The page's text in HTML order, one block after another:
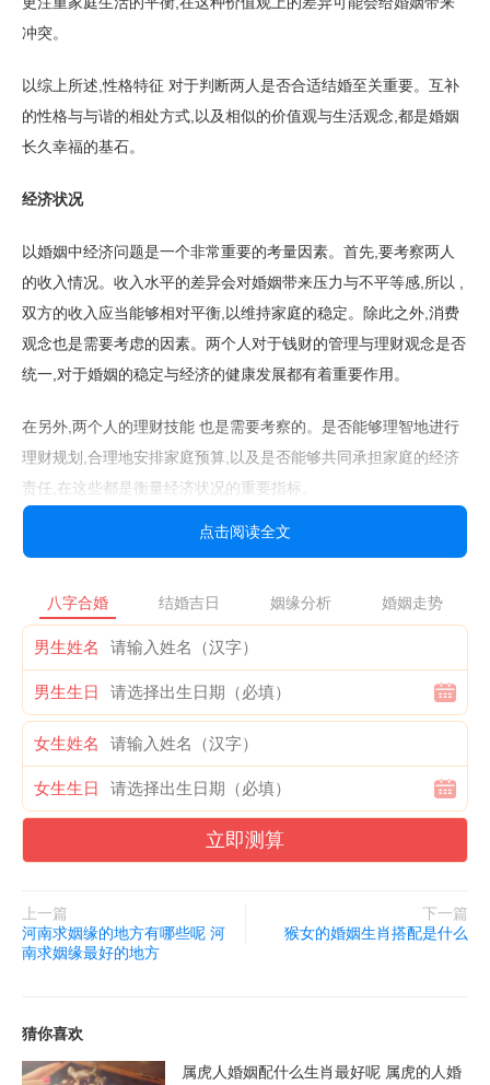
冲突。
以综上所述,性格特征 对于判断两人是否合适结婚至关重要。互补
的性格与与谐的相处方式,以及相似的价值观与生活观念,都是婚姻
长久幸福的基石。
经济状况
以婚姻中经济问题是一个非常重要的考量因素。首先,要考察两人
的收入情况。收入水平的差异会对婚姻带来压力与不平等感,所以 ,
双方的收入应当能够相对平衡,以维持家庭的稳定。除此之外,消费
观念也是需要考虑的因素。两个人对于钱财的管理与理财观念是否
统一,对于婚姻的稳定与经济的健康发展都有着重要作用。
在另外,两个人的理财技能 也是需要考察的。是否能够理智地进行
理财规划,合理地安排家庭预算,以及是否能够共同承担家庭的经济
责任,在这些都是衡量经济状况的重要指标。
看总的来说,双方的经济状况应当相对平衡,消费观念与理财技能 应
生活习性
为生活习性也是考察两人是否合适结婚的重要因素之一。首先,要
考察两人的作息时间是否统一。假如两个人对于作息时间的要求差
异太大,可能会造成生活上的冲突。除此之外,家务分工是一个需要
考虑的问题。是否能够合理地分配家务,共同承担家庭的责任,以及
彼此在生活上是否能够互相支持,在这都是衡量两人生活习性是否
如,在生活中是否有共同的兴趣爱好,是否能够共同享受相似的生活
方式,在这些因素都会对婚姻产生作用。
用。作息时间的统一、在家务分工的合理与生活理念的共同性都是
点击阅读全文
八字合婚 结婚吉日 姻缘分析 婚姻走势
男生姓名
男生生日
女生姓名
女生生日
立即测算
上一篇
河南求姻缘的地方有哪些呢 河
南求姻缘最好的地方
下一篇
猴女的婚姻生肖搭配是什么
猜你喜欢
属虎人婚姻配什么生肖最好呢 属虎的人婚